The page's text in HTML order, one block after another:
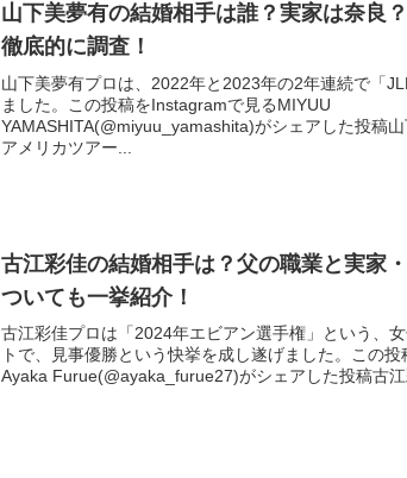
山下美夢有の結婚相手は誰？実家は奈良
徹底的に調査！
山下美夢有プロは、2022年と2023年の2年連続で「
ました。この投稿をInstagramで見るMIYUU
YAMASHITA(@miyuu_yamashita)がシェアした投稿
アメリカツアー...
古江彩佳の結婚相手は？父の職業と実家
ついても一挙紹介！
古江彩佳プロは「2024年エビアン選手権」という、
トで、見事優勝という快挙を成し遂げました。この
Ayaka Furue(@ayaka_furue27)がシェアした投稿古